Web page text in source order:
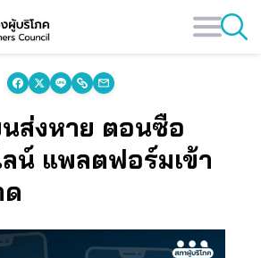
ส่งหาย ตอนซื้อ
น์ แพลตฟอร์มเข้า